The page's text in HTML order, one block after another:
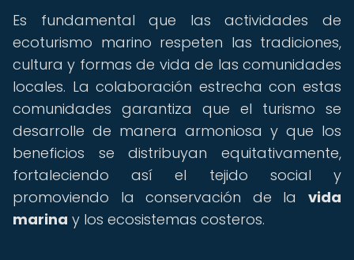
Es fundamental que las actividades de
ecoturismo marino respeten las tradiciones,
cultura y formas de vida de las comunidades
locales. La colaboración estrecha con estas
comunidades garantiza que el turismo se
desarrolle de manera armoniosa y que los
beneficios se distribuyan equitativamente,
fortaleciendo así el tejido social y
promoviendo la conservación de la vida
marina y los ecosistemas costeros.